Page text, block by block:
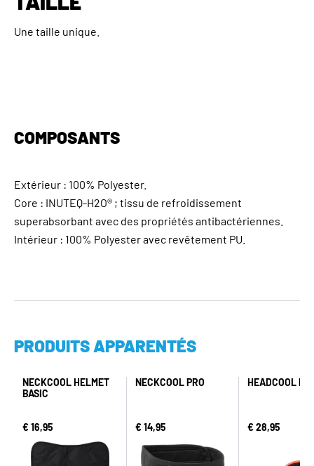
Une taille unique.
COMPOSANTS
Extérieur : 100% Polyester.
Core : INUTEQ-H2O® ; tissu de refroidissement
superabsorbant avec des propriétés antibactériennes.
Intérieur : 100% Polyester avec revêtement PU.
PRODUITS APPARENTÉS
NECKCOOL HELMET
BASIC
€ 16,95
NECKCOOL PRO
€ 14,95
HEADCOOL
€ 28,95